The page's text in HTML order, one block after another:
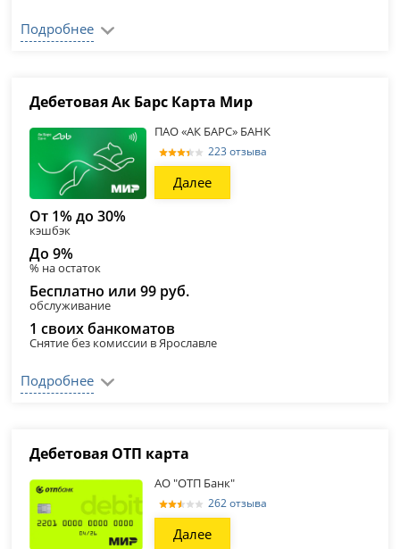
Подробнее
Дебетовая Ак Барс Карта Мир
ПАО «АК БАРС» БАНК
223 отзыва
Далее
От 1% до 30%
кэшбэк
До 9%
% на остаток
Бесплатно или 99 руб.
обслуживание
1 своих банкоматов
Снятие без комиссии в Ярославле
Подробнее
Дебетовая ОТП карта
АО "ОТП Банк"
262 отзыва
Далее